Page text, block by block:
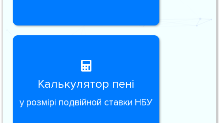
Калькулятор пені
у розмірі подвійной ставки НБУ